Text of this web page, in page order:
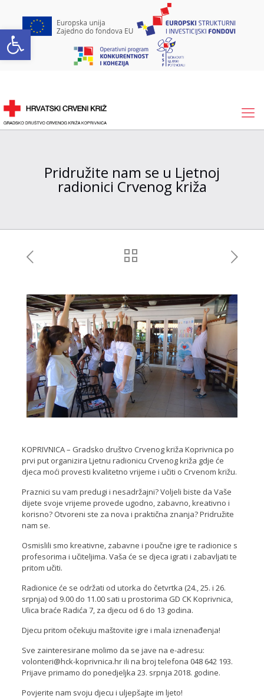
Open toolbar
Pridružite nam se u Ljetnoj
radionici Crvenog križa
KOPRIVNICA – Gradsko društvo Crvenog križa Koprivnica po
prvi put organizira Ljetnu radionicu Crvenog križa gdje će
djeca moći provesti kvalitetno vrijeme i učiti o Crvenom križu.
Praznici su vam predugi i nesadržajni? Voljeli biste da Vaše
dijete svoje vrijeme provede ugodno, zabavno, kreativno i
korisno? Otvoreni ste za nova i praktična znanja? Pridružite
nam se.
Osmislili smo kreativne, zabavne i poučne igre te radionice s
profesorima i učiteljima. Vaša će se djeca igrati i zabavljati te
pritom učiti.
Radionice će se održati od utorka do četvrtka (24., 25. i 26.
srpnja) od 9.00 do 11.00 sati u prostorima GD CK Koprivnica,
Ulica braće Radića 7, za djecu od 6 do 13 godina.
Djecu pritom očekuju maštovite igre i mala iznenađenja!
Sve zainteresirane molimo da se jave na e-adresu:
volonteri@hck-koprivnica.hr ili na broj telefona 048 642 193.
Prijave primamo do ponedjeljka 23. srpnja 2018. godine.
Povjerite nam svoju djecu i uljepšajte im ljeto!